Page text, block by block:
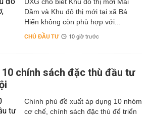
Dầm và Khu đô thị mới tại xã Bá
Hiến không còn phù hợp với...
CHỦ ĐẦU TƯ 10 giờ trước
chính sách đặc thù đầu tư
Chính phủ đề xuất áp dụng 10 nhóm
cơ chế, chính sách đặc thù để triển